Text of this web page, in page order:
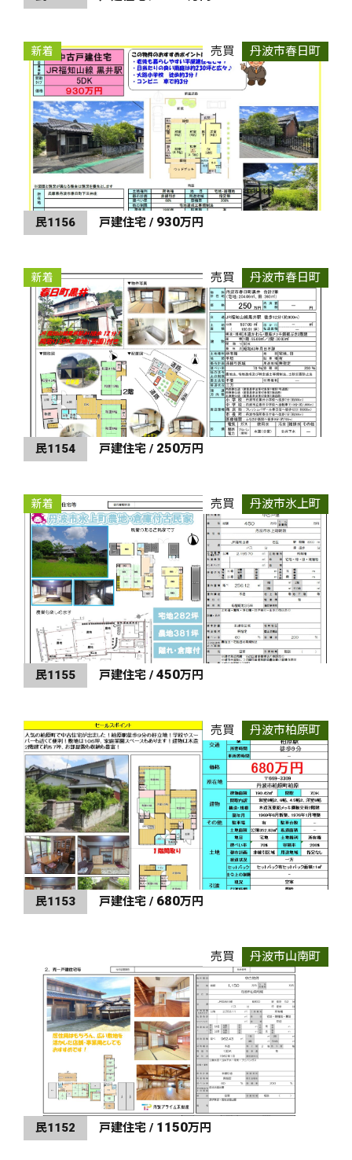
新着 売買 丹波市春日町
民1156 戸建住宅 / 930万円
新着 売買 丹波市春日町
民1154 戸建住宅 / 250万円
新着 売買 丹波市氷上町
民1155 戸建住宅 / 450万円
売買 丹波市柏原町
民1153 戸建住宅 / 680万円
売買 丹波市山南町
民1152 戸建住宅 / 1150万円